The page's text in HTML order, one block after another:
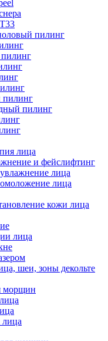
пилинг
пилинг
пилинг
лица
и фейслифтинг
лица
лица
кожи лица
лица
шеи, зоны декольте
морщин
лица